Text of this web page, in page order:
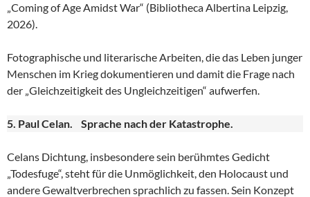
„Coming of Age Amidst War“ (Bibliotheca Albertina Leipzig,
2026).
Fotographische und literarische Arbeiten, die das Leben junger
Menschen im Krieg dokumentieren und damit die Frage nach
der „Gleichzeitigkeit des Ungleichzeitigen“ aufwerfen.
5. Paul Celan. Sprache nach der Katastrophe.
Celans Dichtung, insbesondere sein berühmtes Gedicht
„Todesfuge“, steht für die Unmöglichkeit, den Holocaust und
andere Gewaltverbrechen sprachlich zu fassen. Sein Konzept